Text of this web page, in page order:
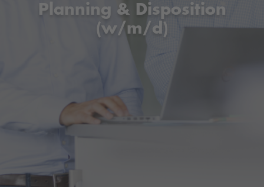
Planning & Disposition
(w/m/d)